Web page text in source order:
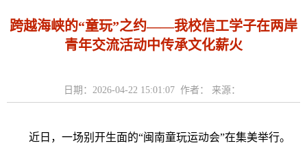
跨越海峡的“童玩”之约——我校信工学子在两岸
青年交流活动中传承文化薪火
日期：2026-04-22 15:01:07 作者： 来源：
近日，一场别开生面的“闽南童玩运动会”在集美举行。